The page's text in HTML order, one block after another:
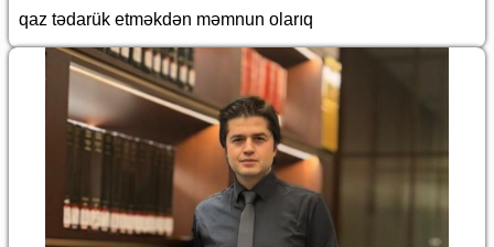
qaz tədarük etməkdən məmnun olarıq